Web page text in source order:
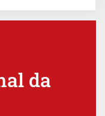
da